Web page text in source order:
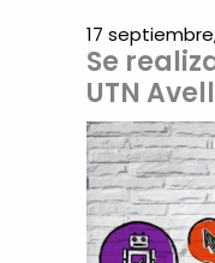
Se
UTN
17